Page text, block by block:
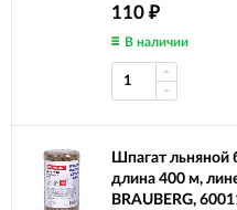
110 ₽
В наличии
Шпагат льняной
длина 400 м,
BRAUBERG,